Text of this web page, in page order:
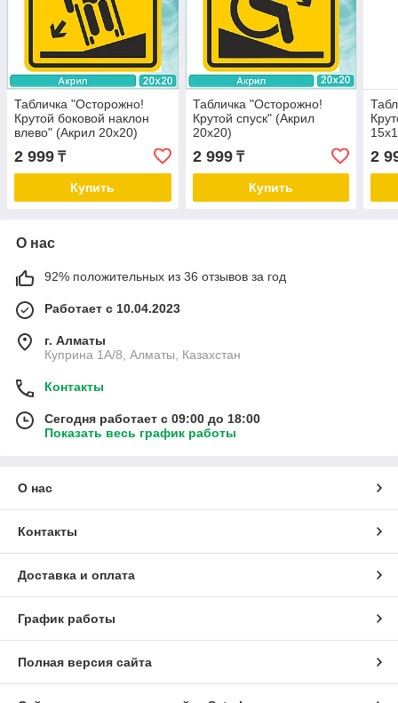
Табличка "Осторожно!
Крутой боковой наклон
влево" (Акрил 20х20)
2 999 ₸
Купить
Табличка "Осторожно!
Крутой спуск" (Акрил
20х20)
2 999₸
Купить
2
О нас
92% положительных из 36 отзывов за год
Работает с 10.04.2023
г. Алматы
Куприна 1A/8, Алматы, Казахстан
Контакты
Сегодня работает с 09:00 до 18:00
Показать весь график работы
О нас
Контакты
Доставка и оплата
График работы
Полная версия сайта